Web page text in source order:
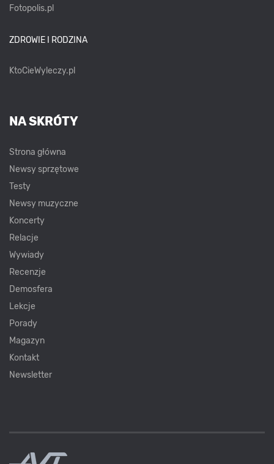
Fotopolis.pl
ZDROWIE I RODZINA
KtoCieWyleczy.pl
NA SKRÓTY
Strona główna
Newsy sprzętowe
Testy
Newsy muzyczne
Koncerty
Relacje
Wywiady
Recenzje
Demosfera
Lekcje
Porady
Magazyn
Kontakt
Newsletter